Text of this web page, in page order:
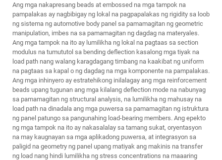
Ang mga nakapresang beads at embossed na mga tampok na
pampalakas ay nagbibigay ng lokal na pagpapalakas ng rigidity sa loob
ng sistema ng automotive body panel sa pamamagitan ng geometric
manipulation, imbes na sa pamamagitan ng dagdag na materyales.
Ang mga tampok na ito ay lumilikha ng lokal na pagtaas sa section
modulus na tumututol sa bending deflection kasalong mga tiyak na
load path nang walang karagdagang timbang na kaakibat ng uniform
na pagtaas sa kapal o ng dagdag na mga komponente na pampalakas.
Ang mga inhinyero ay estratehikong inilalagay ang mga reinforcement
beads upang tugunan ang mga kilalang deflection mode na nabunyag
sa pamamagitan ng structural analysis, na lumilikha ng mahusay na
load path na dinadala ang mga puwersa sa pamamagitan ng istruktura
ng panel patungo sa pangunahing load-bearing members. Ang epekto
ng mga tampok na ito ay nakasalalay sa tamang sukat, oryentasyon
na may kaugnayan sa mga aplikadong puwersa, at integrasyon sa
paligid na geometry ng panel upang matiyak ang makinis na transfer
ng load nang hindi lumilikha ng stress concentrations na maaaring